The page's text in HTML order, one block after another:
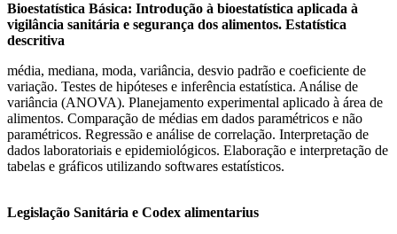
Bioestatística Básica: Introdução à bioestatística aplicada à
vigilância sanitária e segurança dos alimentos. Estatística
descritiva
média, mediana, moda, variância, desvio padrão e coeficiente de
variação. Testes de hipóteses e inferência estatística. Análise de
variância (ANOVA). Planejamento experimental aplicado à área de
alimentos. Comparação de médias em dados paramétricos e não
paramétricos. Regressão e análise de correlação. Interpretação de
dados laboratoriais e epidemiológicos. Elaboração e interpretação de
tabelas e gráficos utilizando softwares estatísticos.
Legislação Sanitária e Codex alimentarius